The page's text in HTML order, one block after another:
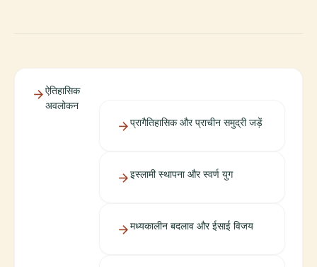
ऐतिहासिक
अवलोकन
प्रागैतिहासिक और प्राचीन समुद्री जड़ें
इस्लामी स्थापना और स्वर्ण युग
मध्यकालीन बदलाव और ईसाई विजय